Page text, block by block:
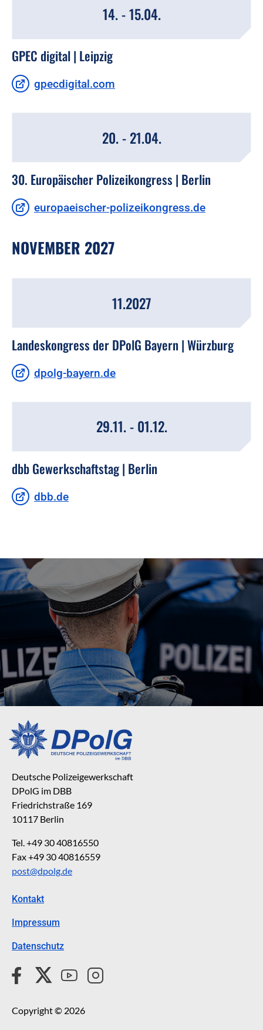
14. - 15.04.
GPEC digital | Leipzig
gpecdigital.com
20. - 21.04.
30. Europäischer Polizeikongress | Berlin
europaeischer-polizeikongress.de
NOVEMBER 2027
11.2027
Landeskongress der DPolG Bayern | Würzburg
dpolg-bayern.de
29.11. - 01.12.
dbb Gewerkschaftstag | Berlin
dbb.de
Deutsche Polizeigewerkschaft
DPolG im DBB
Friedrichstraße 169
10117 Berlin
Tel. +49 30 40816550
Fax +49 30 40816559
post@dpolg.de
Kontakt
Impressum
Datenschutz
Copyright © 2026